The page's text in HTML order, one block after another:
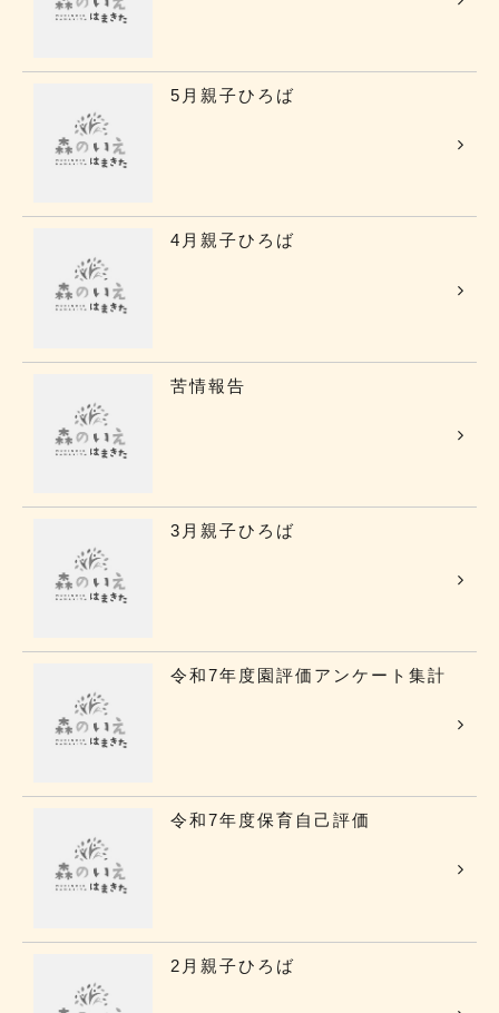
5月親子ひろば
4月親子ひろば
苦情報告
3月親子ひろば
令和7年度園評価アンケート集計
令和7年度保育自己評価
2月親子ひろば